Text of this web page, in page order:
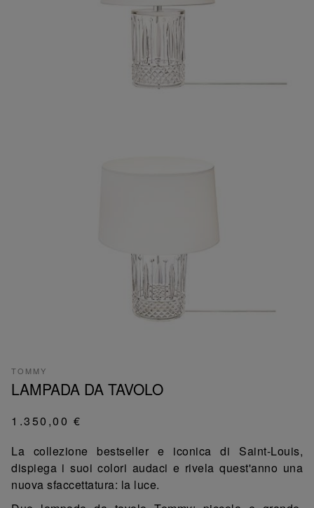
TOMMY
LAMPADA DA TAVOLO
1.350,00 €
La collezione bestseller e iconica di Saint-Louis,
dispiega i suoi colori audaci e rivela quest'anno una
nuova sfaccettatura: la luce.